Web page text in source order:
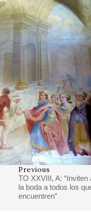
Previous
TO XXVIII, A: “Inviten
la boda a todos los
encuentren”